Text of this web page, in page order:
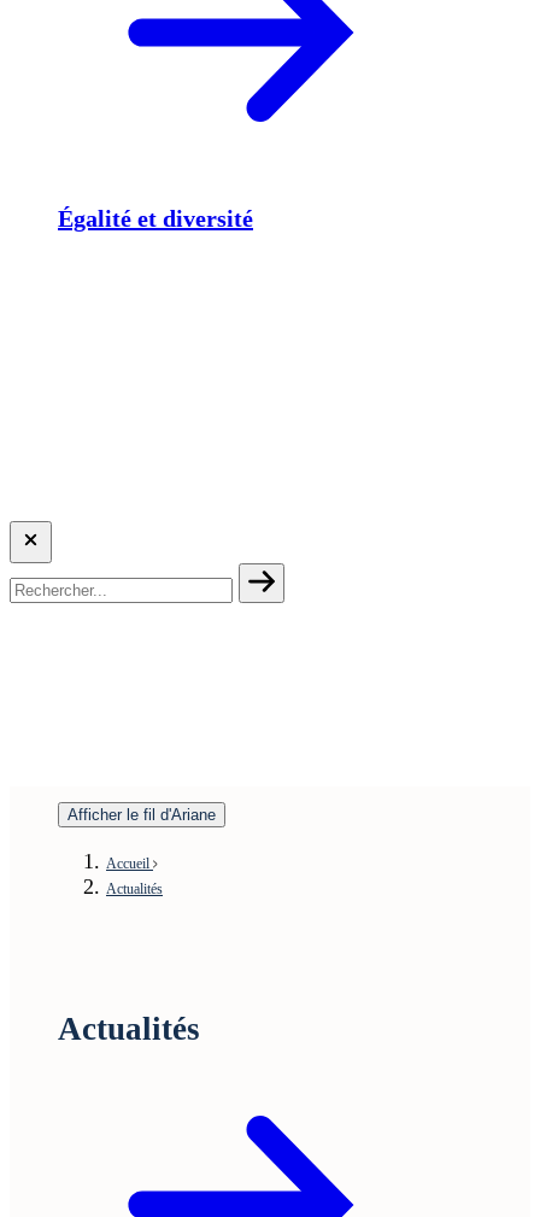
Égalité et diversité
Afficher le fil d'Ariane
Accueil
Actualités
Actualités